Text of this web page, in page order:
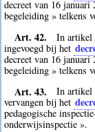
decreet van 16 januari
begeleiding » telkens
Art. 42.
In artikel
ingevoegd bij het
decreet van 16 januari
begeleiding » telkens
Art. 43.
In artikel
vervangen bij het
pedagogische
onderwijsinspectie ».